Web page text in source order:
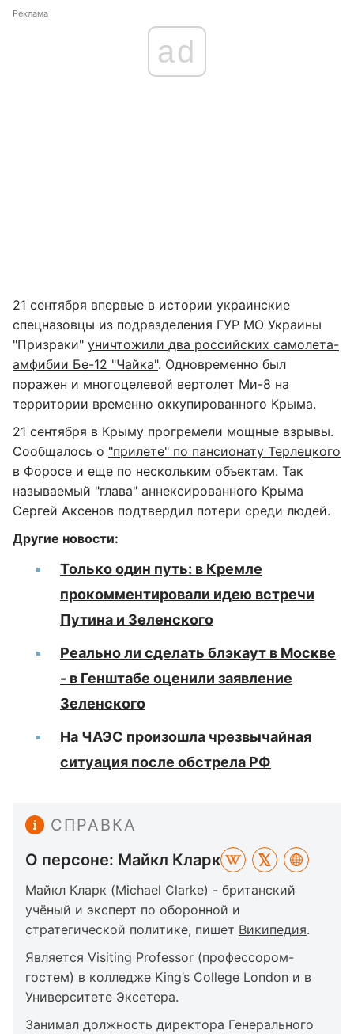
Реклама
ad
21 сентября впервые в истории украинские
спецназовцы из подразделения ГУР МО Украины
"Призраки" уничтожили два российских самолета-
амфибии Бе-12 "Чайка". Одновременно был
поражен и многоцелевой вертолет Ми-8 на
территории временно оккупированного Крыма.
21 сентября в Крыму прогремели мощные взрывы.
Сообщалось о "прилете" по пансионату Терлецкого
в Форосе и еще по нескольким объектам. Так
называемый "глава" аннексированного Крыма
Сергей Аксенов подтвердил потери среди людей.
Другие новости:
Только один путь: в Кремле
прокомментировали идею встречи
Путина и Зеленского
Реально ли сделать блэкаут в Москве
- в Генштабе оценили заявление
Зеленского
На ЧАЭС произошла чрезвычайная
ситуация после обстрела РФ
СПРАВКА
О персоне: Майкл Кларк
Майкл Кларк (Michael Clarke) - британский
учёный и эксперт по оборонной и
стратегической политике, пишет Википедия.
Является Visiting Professor (профессором-
гостем) в колледже King’s College London и в
Университете Эксетера.
Занимал должность директора Генерального